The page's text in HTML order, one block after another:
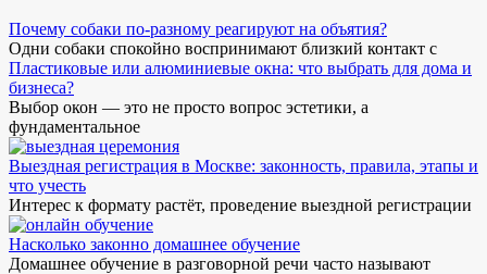
Почему собаки по-разному реагируют на объятия?
Одни собаки спокойно воспринимают близкий контакт с
Пластиковые или алюминиевые окна: что выбрать для дома и
бизнеса?
Выбор окон — это не просто вопрос эстетики, а
фундаментальное
Выездная регистрация в Москве: законность, правила, этапы и
что учесть
Интерес к формату растёт, проведение выездной регистрации
Насколько законно домашнее обучение
Домашнее обучение в разговорной речи часто называют